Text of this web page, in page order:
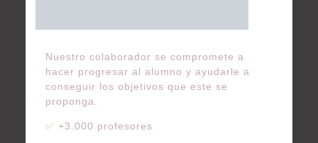
Nuestro colaborador se compromete a
hacer progresar al alumno y ayudarle a
conseguir los objetivos que este se
proponga.
✅ +3.000 profesores